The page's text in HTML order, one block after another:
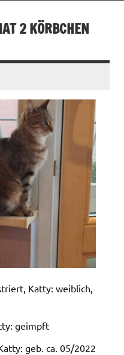
2 KÖRBCHEN
Katty: weiblich,
geimpft
geb. ca. 05/2022